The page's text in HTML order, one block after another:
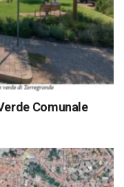
Comunale